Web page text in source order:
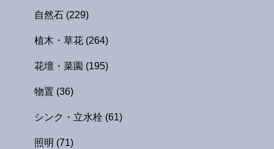
自然石 (229)
植木・草花 (264)
花壇・菜園 (195)
物置 (36)
シンク・立水栓 (61)
照明 (71)